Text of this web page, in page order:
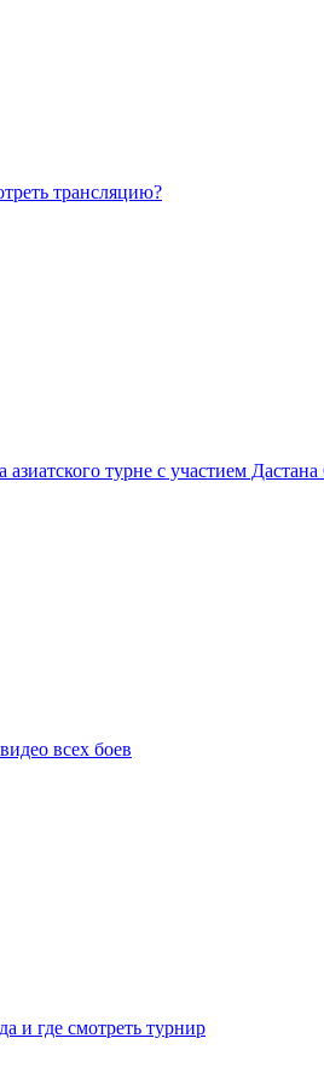
трансляцию?
турне с участием Дастана
всех боев
и где смотреть турнир